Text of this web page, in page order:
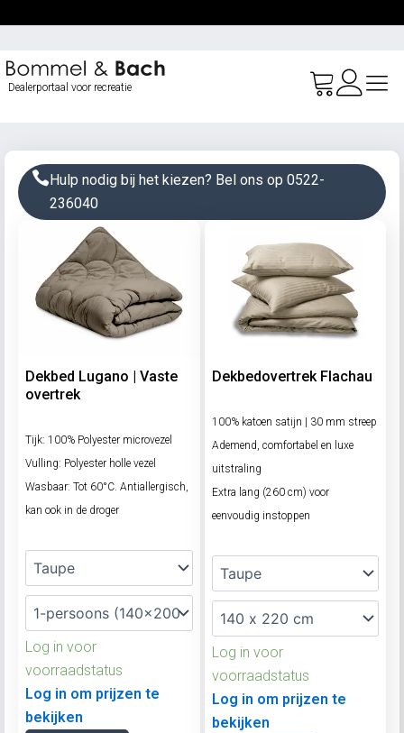
de
inhoud
Dealerportaal voor recreatie
Hulp nodig bij het kiezen? Bel ons op 0522-
236040
Dekbed Lugano | Vaste
overtrek
Tijk: 100% Polyester microvezel
Vulling: Polyester holle vezel
Wasbaar: Tot 60°C. Antiallergisch,
kan ook in de droger
Log in voor
voorraadstatus
Log in om prijzen te
bekijken
Dekbedovertrek Flachau
100% katoen satijn | 30 mm streep
Ademend, comfortabel en luxe
uitstraling
Extra lang (260 cm) voor
eenvoudig instoppen
Log in voor
voorraadstatus
Log in om prijzen te
bekijken